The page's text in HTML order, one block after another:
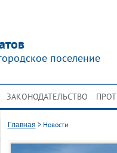
поселение
ЗАКОНОДАТЕЛЬСТВО
Главная > Новости